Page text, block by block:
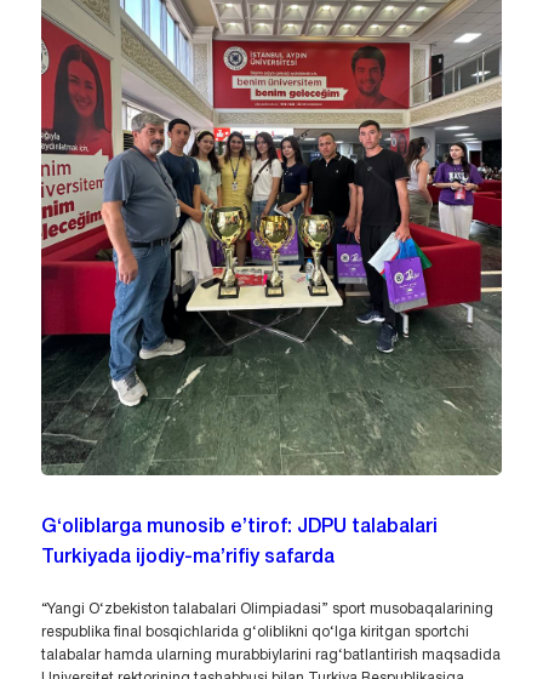
G‘oliblarga munosib e’tirof: JDPU talabalari
Turkiyada ijodiy-ma’rifiy safarda
“Yangi O‘zbekiston talabalari Olimpiadasi” sport musobaqalarining
respublika final bosqichlarida g‘oliblikni qo‘lga kiritgan sportchi
talabalar hamda ularning murabbiylarini rag‘batlantirish maqsadida